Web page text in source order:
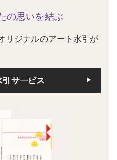
の思いを結ぶ
リジナルのアート水引が
引サービス